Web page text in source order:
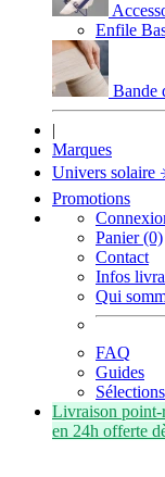
Enfile
Bande
|
Marques
Univers solaire
Promotions
Panier (0)
Contact
Infos
Qui
FAQ
Guides
Sélections
Livraison point-
en 24h offerte